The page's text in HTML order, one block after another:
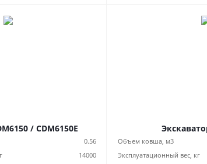
/ CDM6150E
0.56
14000
Объем ковша, м3
Эксплуатационный вес, кг